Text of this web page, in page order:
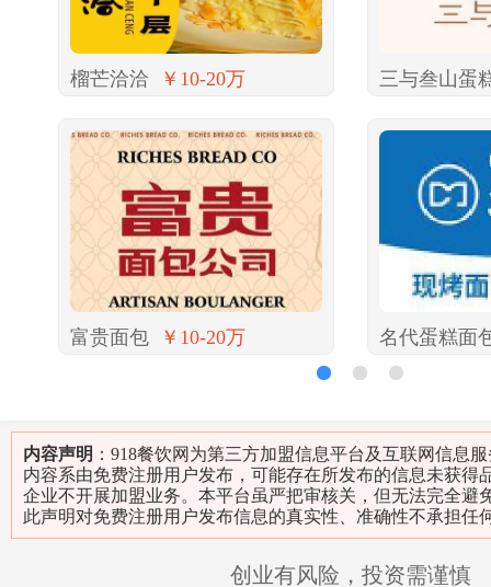
榴芒洽洽 ￥10-20万 三与叁山蛋
富贵面包 ￥10-20万 名代蛋糕面
内容声明 ：918餐饮网为第三方加盟信息平台及互联网信息
内容系由免费注册用户发布，可能存在所发布的信息未获得
企业不开展加盟业务。本平台虽严把审核关，但无法完全避
此声明对免费注册用户发布信息的真实性、准确性不承担任
创业有风险，投资需谨慎